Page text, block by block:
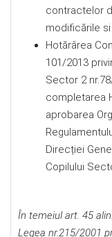
contractelor
modificările
Hotărârea
101/2013
Sector 2
completarea
aprobarea
Direcției
Copilului
În temeiul art. 45
Legea nr.215/2001